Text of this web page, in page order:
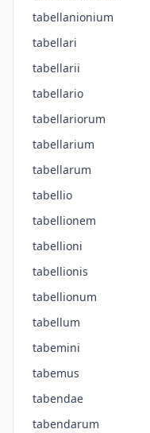
tabellanionium
tabellari
tabellarii
tabellario
tabellariorum
tabellarium
tabellarum
tabellio
tabellionem
tabellioni
tabellionis
tabellionum
tabellum
tabemini
tabemus
tabendae
tabendarum